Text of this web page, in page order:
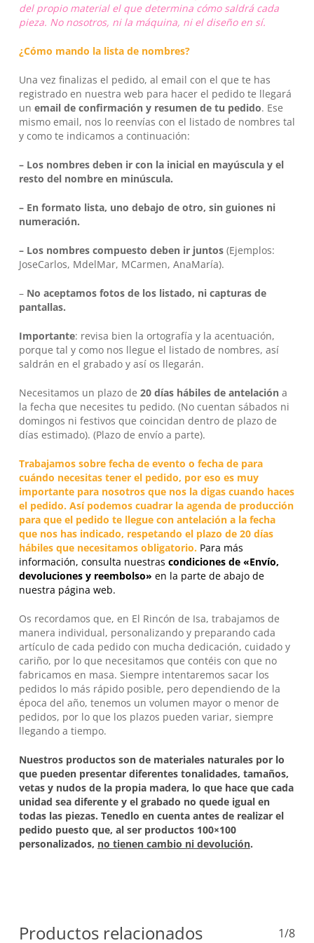
No hay productos en el carrito.
Go To Shop
del propio material el que determina cómo saldrá cada
pieza. No nosotros, ni la máquina, ni el diseño en sí.
¿Cómo mando la lista de nombres?
Una vez finalizas el pedido, al email con el que te has
registrado en nuestra web para hacer el pedido te llegará
un email de confirmación y resumen de tu pedido. Ese
mismo email, nos lo reenvías con el listado de nombres tal
y como te indicamos a continuación:
– Los nombres deben ir con la inicial en mayúscula y el
resto del nombre en minúscula.
– En formato lista, uno debajo de otro, sin guiones ni
numeración.
– Los nombres compuesto deben ir juntos(Ejemplos:
JoseCarlos, MdelMar, MCarmen, AnaMaría).
– No aceptamos fotos de los listado, ni capturas de
pantallas.
Importante: revisa bien la ortografía y la acentuación,
porque tal y como nos llegue el listado de nombres, así
saldrán en el grabado y así os llegarán.
Necesitamos un plazo de 20 días hábiles de antelacióna
la fecha que necesites tu pedido. (No cuentan sábados ni
domingos ni festivos que coincidan dentro de plazo de
días estimado). (Plazo de envío a parte).
Trabajamos sobre fecha de evento o fecha de para
cuándo necesitas tener el pedido, por eso es muy
importante para nosotros que nos la digas cuando haces
el pedido. Así podemos cuadrar la agenda de producción
para que el pedido te llegue con antelación a la fecha
que nos has indicado, respetando el plazo de 20 días
hábiles que necesitamos obligatorio. Para más
información, consulta nuestras condiciones de «Envío,
devoluciones y reembolso» en la parte de abajo de
nuestra página web.
Os recordamos que, en El Rincón de Isa, trabajamos de
manera individual, personalizando y preparando cada
artículo de cada pedido con mucha dedicación, cuidado y
cariño, por lo que necesitamos que contéis con que no
fabricamos en masa. Siempre intentaremos sacar los
pedidos lo más rápido posible, pero dependiendo de la
época del año, tenemos un volumen mayor o menor de
pedidos, por lo que los plazos pueden variar, siempre
llegando a tiempo.
Nuestros productos son de materiales naturales por lo
que pueden presentar diferentes tonalidades, tamaños,
vetas y nudos de la propia madera, lo que hace que cada
unidad sea diferente y el grabado no quede igual en
todas las piezas. Tenedlo en cuenta antes de realizar el
pedido puesto que, al ser productos 100×100
personalizados, no tienen cambio ni devolución.
Productos relacionados 1/8